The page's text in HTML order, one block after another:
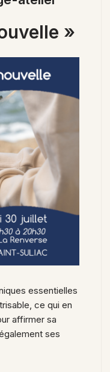
»
essentielles
ce qui en
affirmer sa
ses